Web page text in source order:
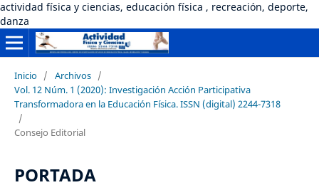
actividad física y ciencias, educación física , recreación, deporte,
danza
Inicio / Archivos /
Vol. 12 Núm. 1 (2020): Investigación Acción Participativa
Transformadora en la Educación Física. ISSN (digital) 2244-7318
/
Consejo Editorial
PORTADA